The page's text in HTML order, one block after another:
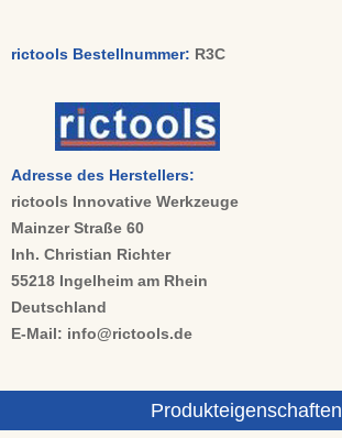
rictools Bestellnummer: R3C
Adresse des Herstellers:
rictools Innovative Werkzeuge
Mainzer Straße 60
Inh. Christian Richter
55218 Ingelheim am Rhein
Deutschland
E-Mail: info@rictools.de
Produkteigenschaften